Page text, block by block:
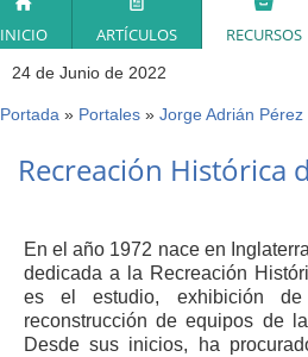
INICIO ARTÍCULOS RECURSOS
24 de Junio de 2022
Usted
está
aquí
Portada » Portales » Jorge Adrián
Recreación Histórica
En el año 1972 nace en
dedicada a la Recreación
es el estudio, exhibición
reconstrucción de equipos de
Desde sus inicios, ha